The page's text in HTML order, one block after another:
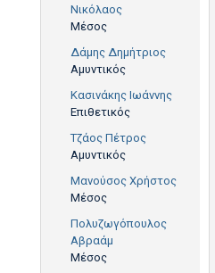
Νικόλαος
Μέσος
Δάμης Δημήτριος
Αμυντικός
Κασινάκης Ιωάννης
Επιθετικός
Τζάος Πέτρος
Αμυντικός
Μανούσος Χρήστος
Μέσος
Πολυζωγόπουλος
Αβραάμ
Μέσος